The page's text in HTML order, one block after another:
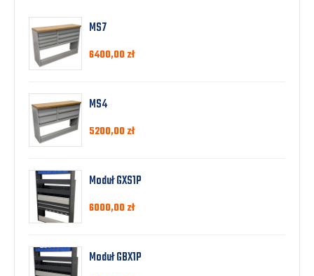
MS7
6400,00 zł
MS4
5200,00 zł
Moduł GXS1P
6000,00 zł
Moduł GBX1P